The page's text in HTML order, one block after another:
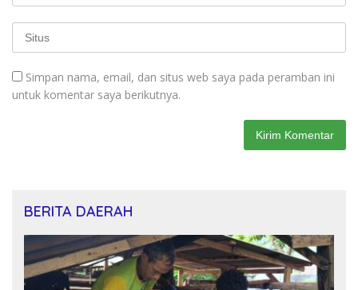
Simpan nama, email, dan situs web saya pada peramban ini
untuk komentar saya berikutnya.
BERITA DAERAH